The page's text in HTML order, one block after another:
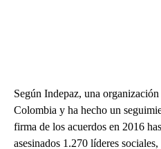
Según Indepaz, una
Colombia y ha hecho un
firma de los acuerdos en 2016
asesinados 1.270 líderes